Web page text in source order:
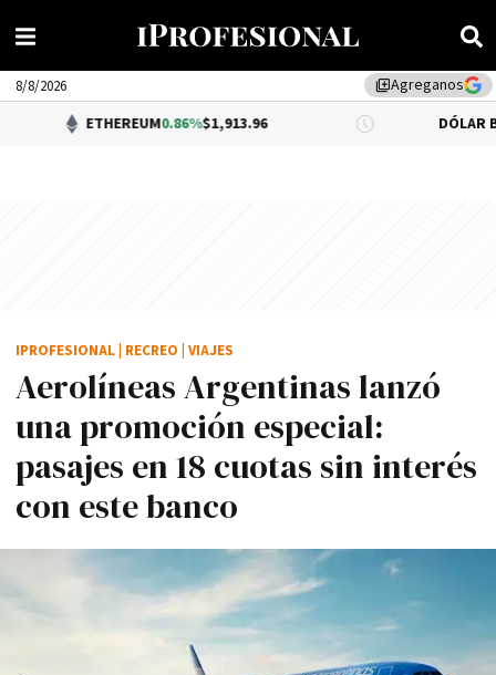
library_addAgreganos
8/8/2026
0.86%$1,913.96 DÓLAR BNA 0.34%
Aerolíneas Argentinas lanzó
una promoción especial:
pasajes en 18 cuotas sin interés
con este banco
IPROFESIONAL RECREO VIAJES